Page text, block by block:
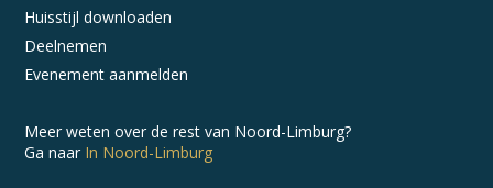
Huisstijl downloaden
Deelnemen
Evenement aanmelden
Meer weten over de rest van Noord-Limburg?
Ga naar In Noord-Limburg